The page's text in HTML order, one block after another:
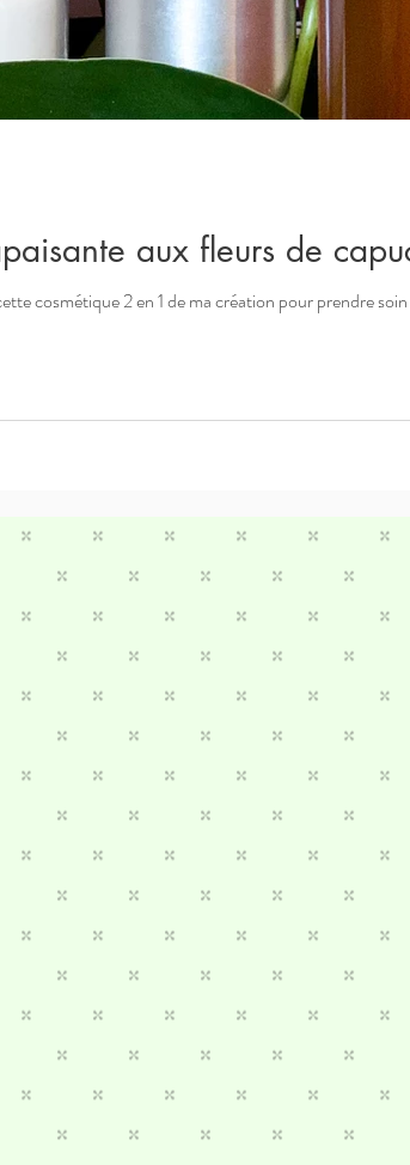
aux fleurs de
cosmétique 2 en 1 de ma création pour prendre